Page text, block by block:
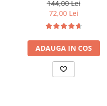
Oglinda Retrovizoare
Ornamente Auto
Ornamente Protectie Portiera
Ornamente Schimbator Viteza
144,00 Lei
72,00 Lei
ADAUGA IN COS